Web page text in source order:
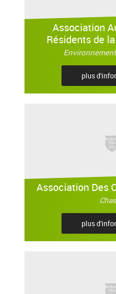
Association
Résidents de
plus
Association Des
plus